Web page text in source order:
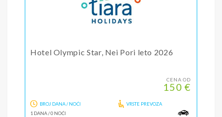
Hotel Olympic Star, Nei Pori leto 2026
CENA OD
150 €
BROJ DANA / NOĆI
1 DANA/0 NOĆI
VRSTE PREVOZA